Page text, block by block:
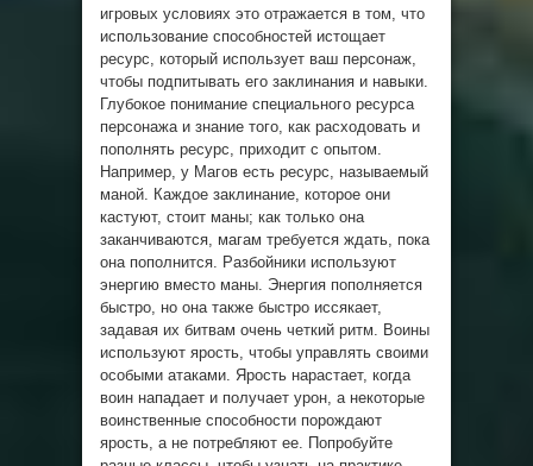
игровых условиях это отражается в том, что
использование способностей истощает
ресурс, который использует ваш персонаж,
чтобы подпитывать его заклинания и навыки.
Глубокое понимание специального ресурса
персонажа и знание того, как расходовать и
пополнять ресурс, приходит с опытом.
Например, у Магов есть ресурс, называемый
маной. Каждое заклинание, которое они
кастуют, стоит маны; как только она
заканчиваются, магам требуется ждать, пока
она пополнится. Разбойники используют
энергию вместо маны. Энергия пополняется
быстро, но она также быстро иссякает,
задавая их битвам очень четкий ритм. Воины
используют ярость, чтобы управлять своими
особыми атаками. Ярость нарастает, когда
воин нападает и получает урон, а некоторые
воинственные способности порождают
ярость, а не потребляют ее. Попробуйте